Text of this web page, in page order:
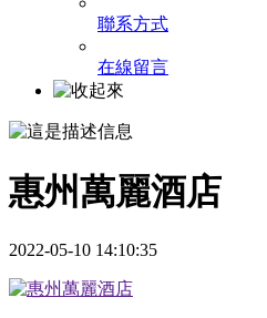
聯系方式
在線留言
惠州萬麗酒店
2022-05-10 14:10:35